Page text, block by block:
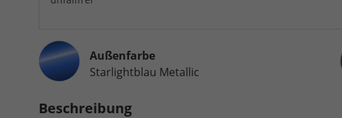
Außenfarbe
Starlightblau Metallic
Beschreibung